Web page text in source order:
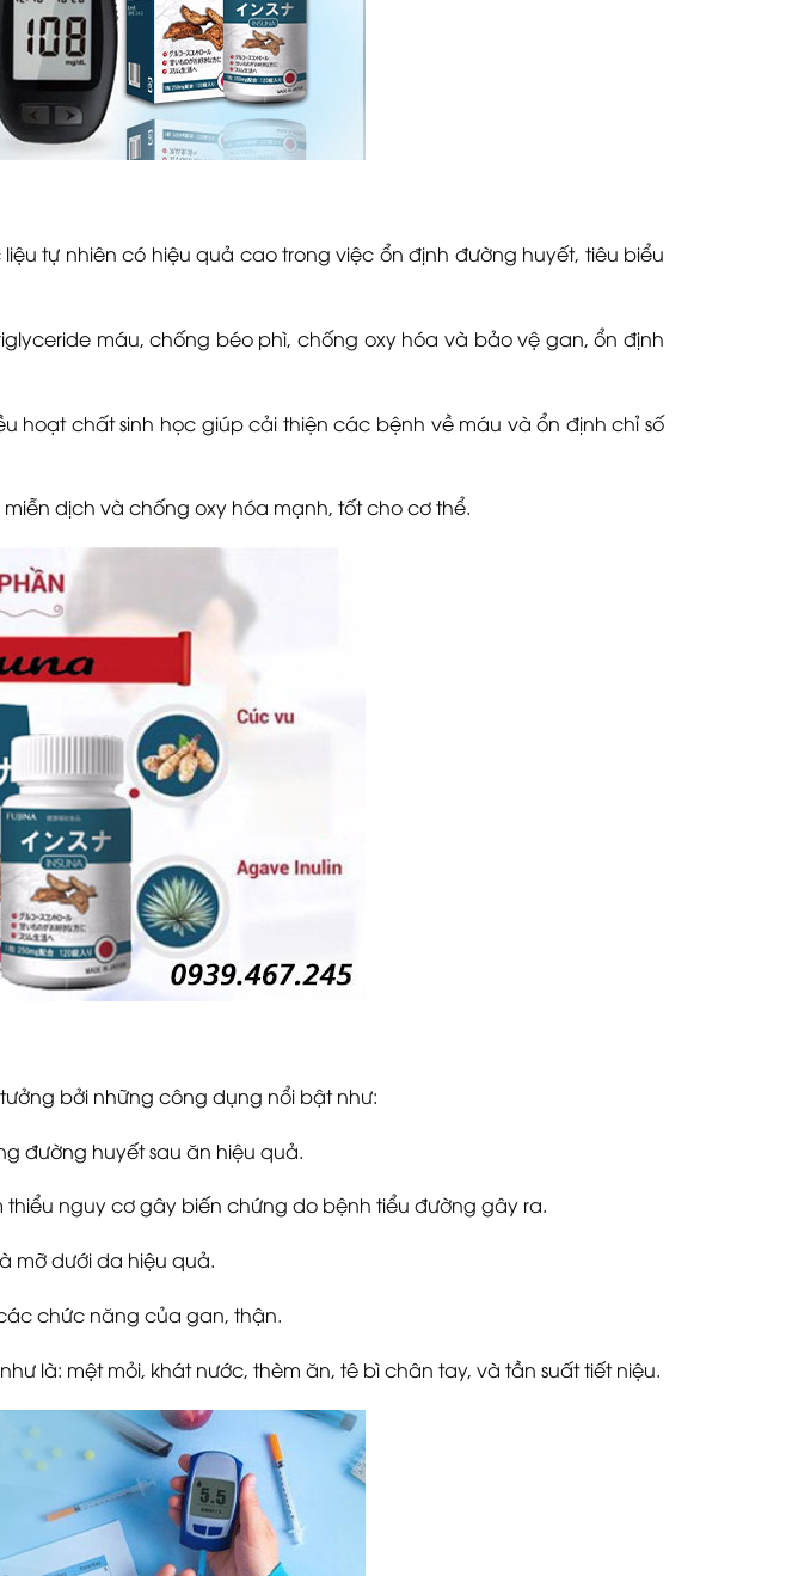
tự nhiên có hiệu quả cao trong việc ổn định đường huyết, tiêu biểu
máu, chống béo phì, chống oxy hóa và bảo vệ gan, ổn định
hoạt chất sinh học giúp cải thiện các bệnh về máu và ổn định chỉ số
dịch và chống oxy hóa mạnh, tốt cho cơ thể.
bởi những công dụng nổi bật như:
đường huyết sau ăn hiệu quả.
nguy cơ gây biến chứng do bệnh tiểu đường gây ra.
mỡ dưới da hiệu quả.
chức năng của gan, thận.
là: mệt mỏi, khát nước, thèm ăn, tê bì chân tay, và tần suất tiết niệu.